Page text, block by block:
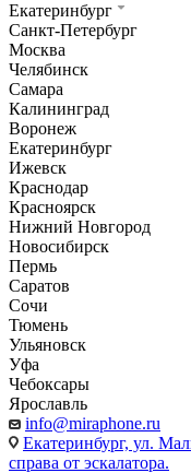
Екатеринбург
Санкт-Петербург
Москва
Челябинск
Самара
Калининград
Воронеж
Екатеринбург
Ижевск
Краснодар
Красноярск
Нижний Новгород
Новосибирск
Пермь
Саратов
Сочи
Тюмень
Ульяновск
Уфа
Чебоксары
Ярославль
info@miraphone.ru
Екатеринбург, ул.
справа от эскалатора.